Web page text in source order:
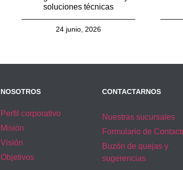
soluciones técnicas
24 junio, 2026
NOSOTROS
Perfil corporativo
Misión
Visión
Objetivos
CONTACTARNOS
Nuestras sucursales
Formulario de
Buzón de quejas y
sugerencias